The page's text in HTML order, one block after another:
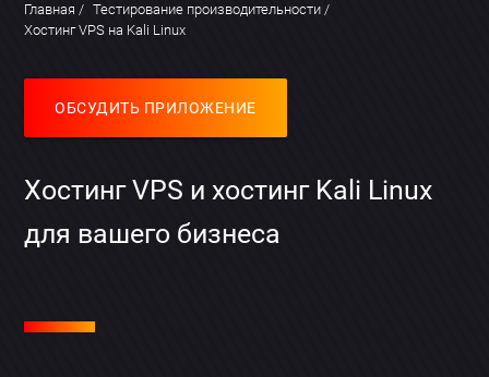
Главная
Тестирование производительности
Хостинг VPS на Kali Linux
ОБСУДИТЬ ПРИЛОЖЕНИЕ
Хостинг VPS и хостинг Kali Linux
для вашего бизнеса